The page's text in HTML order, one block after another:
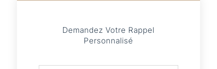
Demandez Votre Rappel
Personnalisé